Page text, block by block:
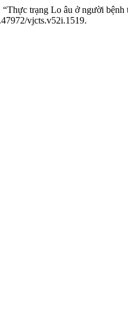
trạng Lo âu ở người
vjcts.v52i.1519.